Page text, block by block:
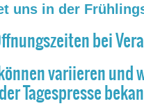
uns in der
bei
variieren und
der Tagespresse